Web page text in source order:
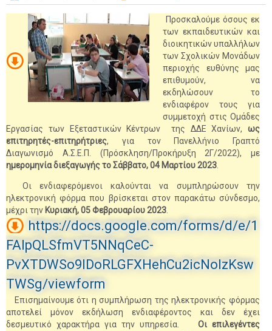
Προσκαλούμε όσους εκ
των εκπαιδευτικών και
διοικητικών υπαλλήλων
των Σχολικών Μονάδων
περιοχής ευθύνης μας
επιθυμούν, να
εκδηλώσουν το
ενδιαφέρον τους για
συμμετοχή στις Ομάδες
Εργασίας των Εξεταστικών Κέντρων της ΔΔΕ Χανίων, ως
επιτηρητές-επιτηρήτριες, για τον Πανελλήνιο Γραπτό
Διαγωνισμό Α.Σ.Ε.Π. (Πρόσκληση/Προκήρυξη 2Γ/2022), με
ημερομηνία διεξαγωγής το Σάββατο, 04 Μαρτίου 2023
Οι ενδιαφερόμενοι καλούνται να συμπληρώσουν την
ηλεκτρονική φόρμα που βρίσκεται στον παρακάτω σύνδεσμο,
μέχρι την Κυριακή, 05 Φεβρουαρίου 2023
https://docs.google.com/forms/d/e/1
FAIpQLSfmVT5NNqCeC-
PvXTDWSo9IDoRLGFXHehCu2icNoIzKsw
TWSg/viewform
Επισημαίνουμε ότι η συμπλήρωση της ηλεκτρονικής φόρμας
αποτελεί μόνον εκδήλωση ενδιαφέροντος και δεν έχει
δεσμευτικό χαρακτήρα για την υπηρεσία.Οι επιλεγέντες